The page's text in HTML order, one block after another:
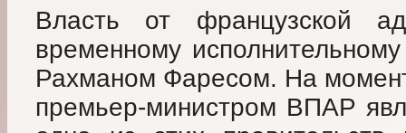
Власть от французской
временному
Рахманом Фаресом. На
премьер-министром ВПАР